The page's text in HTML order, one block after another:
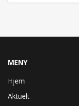
MENY
Hjem
Aktuelt